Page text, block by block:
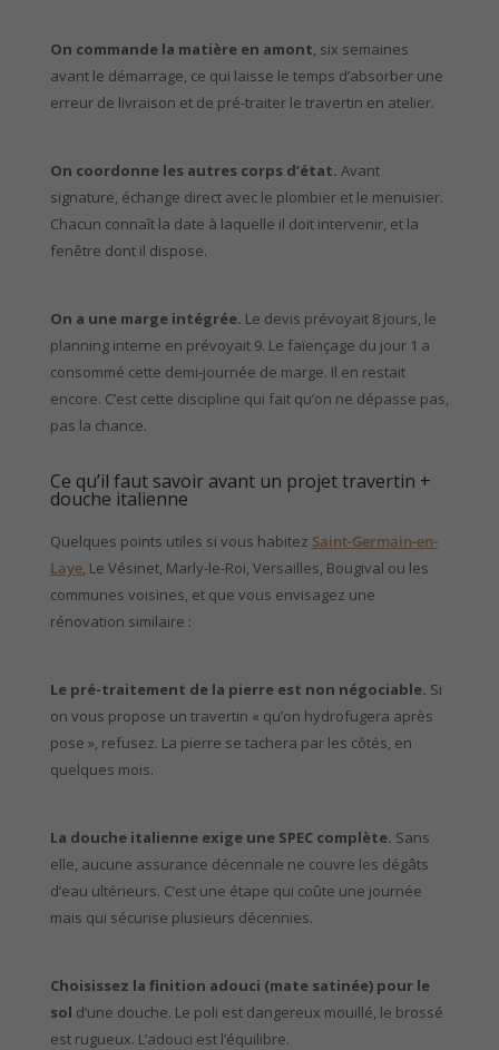
On commande la matière en amont, six semaines
avant le démarrage, ce qui laisse le temps d’absorber une
erreur de livraison et de pré-traiter le travertin en atelier.
On coordonne les autres corps d’état. Avant
signature, échange direct avec le plombier et le menuisier.
Chacun connaît la date à laquelle il doit intervenir, et la
fenêtre dont il dispose.
On a une marge intégrée. Le devis prévoyait 8 jours, le
planning interne en prévoyait 9. Le faïençage du jour 1 a
consommé cette demi-journée de marge. Il en restait
encore. C’est cette discipline qui fait qu’on ne dépasse pas,
pas la chance.
Ce qu’il faut savoir avant un projet travertin +
douche italienne
Quelques points utiles si vous habitez Saint-Germain-en-
Laye, Le Vésinet, Marly-le-Roi, Versailles, Bougival ou les
communes voisines, et que vous envisagez une
rénovation similaire :
Le pré-traitement de la pierre est non négociable. Si
on vous propose un travertin « qu’on hydrofugera après
pose », refusez. La pierre se tachera par les côtés, en
quelques mois.
La douche italienne exige une SPEC complète. Sans
elle, aucune assurance décennale ne couvre les dégâts
d’eau ultérieurs. C’est une étape qui coûte une journée
mais qui sécurise plusieurs décennies.
Choisissez la finition adouci (mate satinée) pour le
sol d’une douche. Le poli est dangereux mouillé, le brossé
est rugueux. L’adouci est l’équilibre.